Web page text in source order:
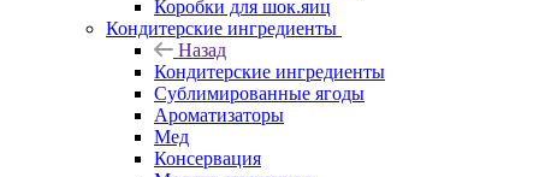
Коробки для шок.яиц
Кондитерские ингредиенты
Назад
Кондитерские ингредиенты
Сублимированные ягоды
Ароматизаторы
Мед
Консервация